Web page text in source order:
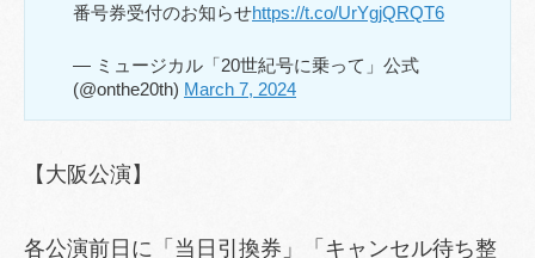
番号券受付のお知らせhttps://t.co/UrYgjQRQT6
— ミュージカル「20世紀号に乗って」公式
(@onthe20th) March 7, 2024
【大阪公演】
各公演前日に「当日引換券」「キャンセル待ち整